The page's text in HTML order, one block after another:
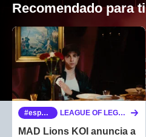
Recomendado para ti
esports LEAGUE OF LEGENDS
MAD Lions KOI anuncia a